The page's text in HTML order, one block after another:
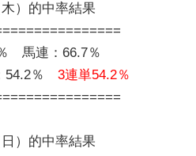
）的中率結果
馬連：66.7％
54.2％3連単54.2％
）的中率結果